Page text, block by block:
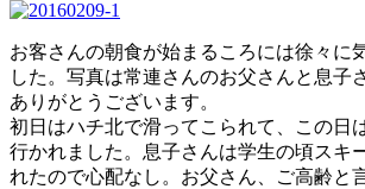
お客さんの朝食が始まるころには徐々に
した。写真は常連さんのお父さんと息子
ありがとうございます。
初日はハチ北で滑ってこられて、この日
行かれました。息子さんは学生の頃スキ
れたので心配なし。お父さん、ご高齢と